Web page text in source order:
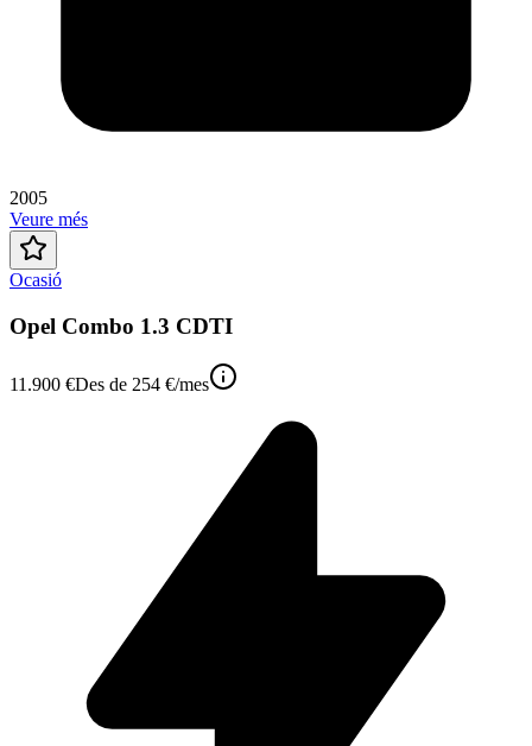
2005
Veure més
Ocasió
Opel Combo 1.3 CDTI
11.900 €Des de 254 €/mes